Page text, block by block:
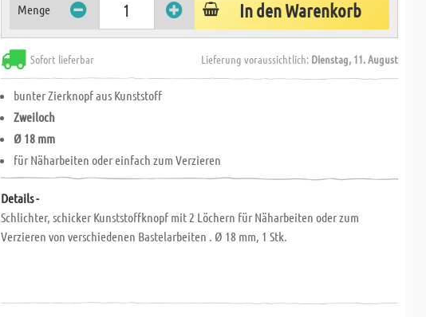
Menge In den Warenkorb
Sofort lieferbar Lieferung voraussichtlich: Dienstag, 11. August
bunter Zierknopf aus Kunststoff
Zweiloch
Ø 18 mm
für Näharbeiten oder einfach zum Verzieren
Details -
Schlichter, schicker Kunststoffknopf mit 2 Löchern für Näharbeiten oder zum
Verzieren von verschiedenen Bastelarbeiten . Ø 18 mm, 1 Stk.